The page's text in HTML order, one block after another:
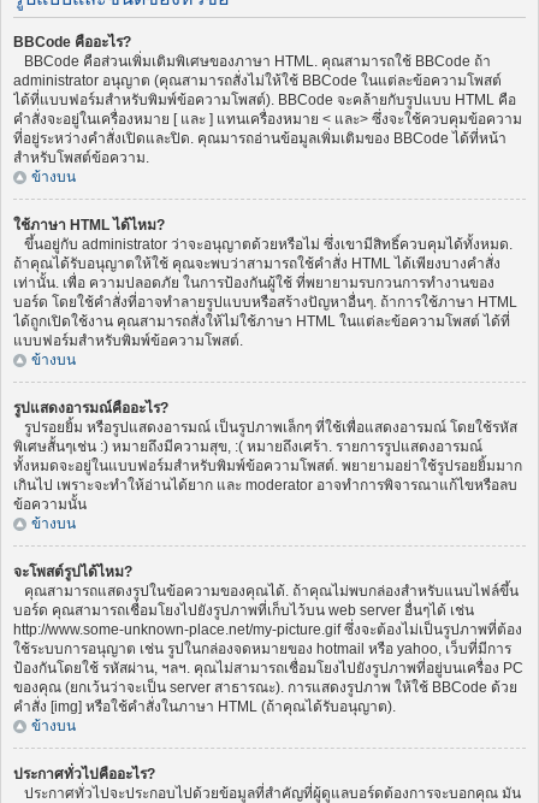
BBCode คืออะไร?
BBCode คือส่วนเพิ่มเติมพิเศษของภาษา HTML. คุณสามารถใช้ BBCode ถ้า
administrator อนุญาต (คุณสามารถสั่งไม่ให้ใช้ BBCode ในแต่ละข้อความโพสต์
ได้ที่แบบฟอร์มสำหรับพิมพ์ข้อความโพสต์). BBCode จะคล้ายกับรูปแบบ HTML คือ
คำสั่งจะอยู่ในเครื่องหมาย [ และ ] แทนเครื่องหมาย < และ> ซึ่งจะใช้ควบคุมข้อความ
ที่อยู่ระหว่างคำสั่งเปิดและปิด. คุณมารถอ่านข้อมูลเพิ่มเติมของ BBCode ได้ที่หน้า
สำหรับโพสต์ข้อความ.
ข้างบน
ใช้ภาษา HTML ได้ไหม?
ขึ้นอยู่กับ administrator ว่าจะอนุญาตด้วยหรือไม่ ซึ่งเขามีสิทธิ์ควบคุมได้ทั้งหมด.
ถ้าคุณได้รับอนุญาตให้ใช้ คุณจะพบว่าสามารถใช้คำสั่ง HTML ได้เพียงบางคำสั่ง
เท่านั้น. เพื่อ ความปลอดภัย ในการป้องกันผู้ใช้ ที่พยายามรบกวนการทำงานของ
บอร์ด โดยใช้คำสั่งที่อาจทำลายรูปแบบหรือสร้างปัญหาอื่นๆ. ถ้าการใช้ภาษา HTML
ได้ถูกเปิดใช้งาน คุณสามารถสั่งให้ไม่ใช้ภาษา HTML ในแต่ละข้อความโพสต์ ได้ที่
แบบฟอร์มสำหรับพิมพ์ข้อความโพสต์.
ข้างบน
รูปแสดงอารมณ์คืออะไร?
รูปรอยยิ้ม หรือรูปแสดงอารมณ์ เป็นรูปภาพเล็กๆ ที่ใช้เพื่อแสดงอารมณ์ โดยใช้รหัส
พิเศษสั้นๆเช่น :) หมายถึงมีความสุข, :( หมายถึงเศร้า. รายการรูปแสดงอารมณ์
ทั้งหมดจะอยู่ในแบบฟอร์มสำหรับพิมพ์ข้อความโพสต์. พยายามอย่าใช้รูปรอยยิ้มมาก
เกินไป เพราะจะทำให้อ่านได้ยาก และ moderator อาจทำการพิจารณาแก้ไขหรือลบ
ข้อความนั้น
ข้างบน
จะโพสต์รูปได้ไหม?
คุณสามารถแสดงรูปในข้อความของคุณได้. ถ้าคุณไม่พบกล่องสำหรับแนบไฟล์ขึ้น
บอร์ด คุณสามารถเชื่อมโยงไปยังรูปภาพที่เก็บไว้บน web server อื่นๆได้ เช่น
http://www.some-unknown-place.net/my-picture.gif ซึ่งจะต้องไม่เป็นรูปภาพที่ต้อง
ใช้ระบบการอนุญาต เช่น รูปในกล่องจดหมายของ hotmail หรือ yahoo, เว็บที่มีการ
ป้องกันโดยใช้ รหัสผ่าน, ฯลฯ. คุณไม่สามารถเชื่อมโยงไปยังรูปภาพที่อยู่บนเครื่อง PC
ของคุณ (ยกเว้นว่าจะเป็น server สาธารณะ). การแสดงรูปภาพ ให้ใช้ BBCode ด้วย
คำสั่ง [img] หรือใช้คำสั่งในภาษา HTML (ถ้าคุณได้รับอนุญาต).
ข้างบน
ประกาศทั่วไปคืออะไร?
ประกาศทั่วไปจะประกอบไปด้วยข้อมูลที่สำคัญที่ผู้ดูแลบอร์ดต้องการจะบอกคุณ มัน